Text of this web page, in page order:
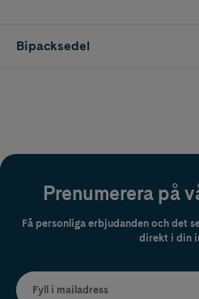
Bipacksedel
Prenumerera på
Få personliga erbjudanden och det
direkt i din
Fyll i mailadress